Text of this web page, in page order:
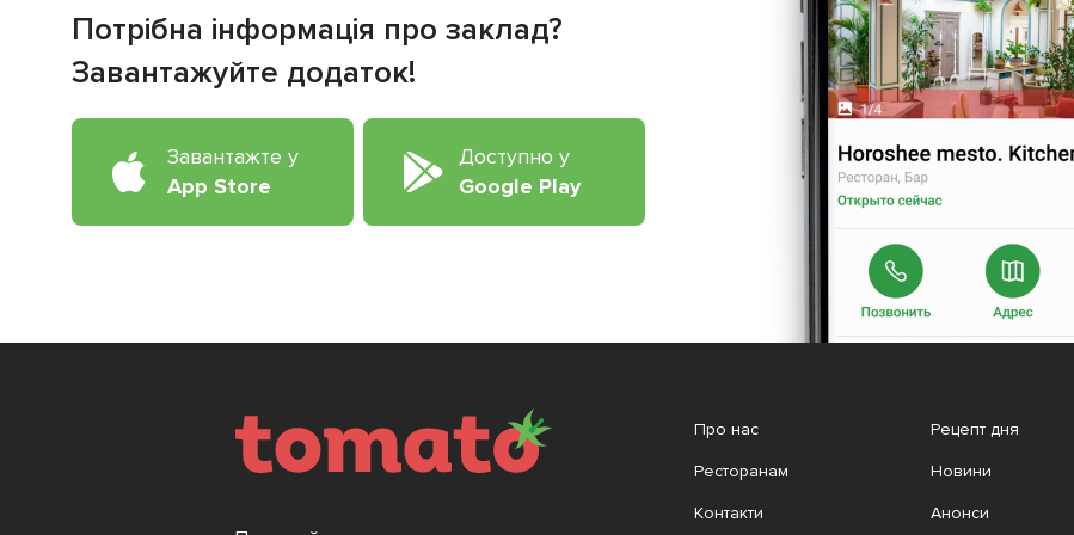
Потрібна інформація про заклад?
Завантажуйте додаток!
Завантажте у
App Store
Доступно у
Google Play
Про нас
Ресторанам
Контакти
Рецепт дня
Новини
Анонси